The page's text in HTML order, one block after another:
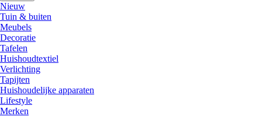
Nieuw
Tuin & buiten
Meubels
Decoratie
Tafelen
Huishoudtextiel
Verlichting
Tapijten
Huishoudelijke apparaten
Lifestyle
Merken